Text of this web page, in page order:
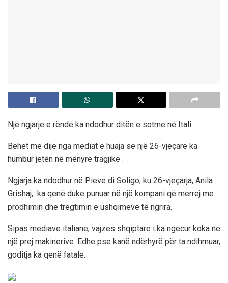
Një ngjarje e rëndë ka ndodhur ditën e sotme në Itali.
Bëhet me dije nga mediat e huaja se një 26-vjeçare ka
humbur jetën në mënyrë tragjike .
Ngjarja ka ndodhur në Pieve di Soligo, ku 26-vjeçarja, Anila
Grishaj, ka qenë duke punuar në një kompani që merrej me
prodhimin dhe tregtimin e ushqimeve të ngrira.
Sipas mediave italiane, vajzës shqiptare i ka ngecur koka në
një prej makinerive. Edhe pse kanë ndërhyrë për ta ndihmuar,
goditja ka qenë fatale.